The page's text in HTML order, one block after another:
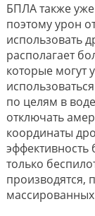
БПЛА также
поэтому урон
использовать
располагает
которые могут
по целям в
отключать
координаты
эффективность
только
производятся,